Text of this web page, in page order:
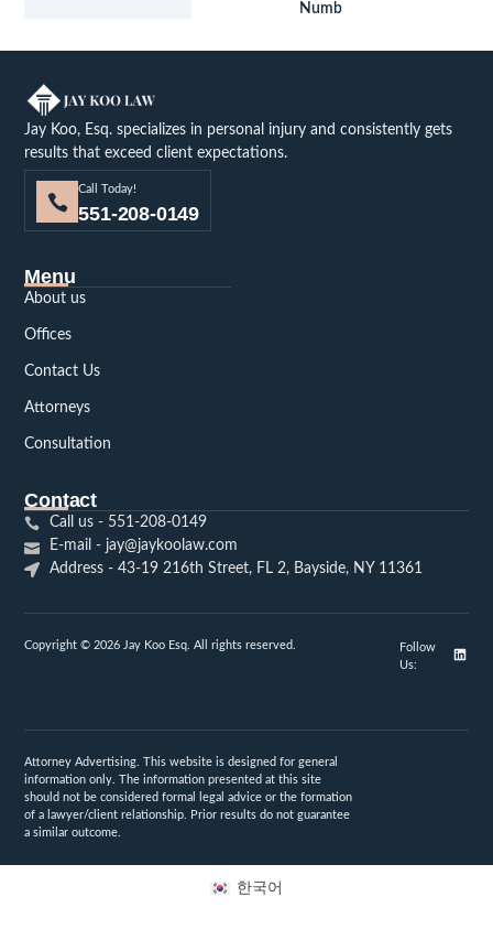
Number
Jay Koo, Esq. specializes in personal injury and consistently gets
results that exceed client expectations.
Call Today!
551-208-0149
Menu
About us
Offices
Contact Us
Attorneys
Consultation
Contact
Call us - 551-208-0149
E-mail - jay@jaykoolaw.com
Address - 43-19 216th Street, FL 2, Bayside, NY 11361
Copyright © 2026 Jay Koo Esq. All rights reserved.
Follow
Us:
Attorney Advertising. This website is designed for general
information only. The information presented at this site
should not be considered formal legal advice or the formation
of a lawyer/client relationship. Prior results do not guarantee
a similar outcome.
한국어